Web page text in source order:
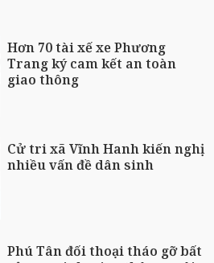
Hơn 70 tài xế xe Phương
Trang ký cam kết an toàn
giao thông
Cử tri xã Vĩnh Hanh kiến nghị
nhiều vấn đề dân sinh
Phú Tân đối thoại tháo gỡ bất